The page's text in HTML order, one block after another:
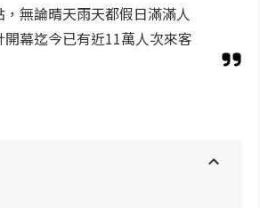
無論晴天雨天都假日滿滿人
幕迄今已有近11萬人次來客